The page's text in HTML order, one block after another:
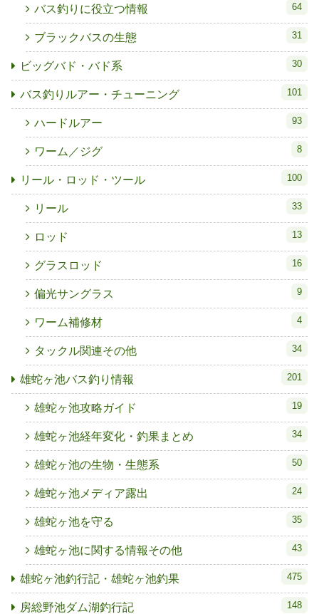
バス釣りに役立つ情報 64
ブラックバスの生態 31
ビッグバド・バド系 30
バス釣りルアー・チューニング 101
ハードルアー 93
ワーム／ジグ 8
リール・ロッド・ツール 100
リール 33
ロッド 13
グラスロッド 16
偏光サングラス 9
ワーム補修材 4
タックル関連その他 34
雄蛇ヶ池バス釣り情報 201
雄蛇ヶ池攻略ガイド 19
雄蛇ヶ池経年変化・釣果まとめ 34
雄蛇ヶ池の生物・生態系 50
雄蛇ヶ池メディア露出 24
雄蛇ヶ池を守る 35
雄蛇ヶ池に関する情報その他 43
雄蛇ヶ池釣行記・雄蛇ヶ池釣果 475
房総野池ダム湖釣行記 148